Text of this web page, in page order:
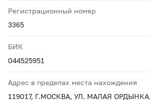
Регистрационный номер
3365
БИК
044525951
Адрес в пределах места нахождения
119017, Г.МОСКВА, УЛ. МАЛАЯ ОРДЫНКА,